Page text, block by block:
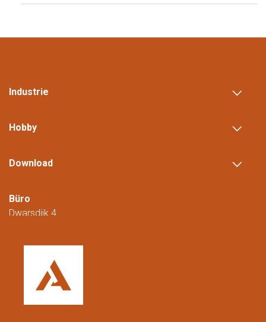
Industrie
Hobby
Download
Büro
Dwarsdijk 4
Niederlande
+31 (0)88 23 42 200
08:00 bis 16:00 Uhr (CET/CEST).